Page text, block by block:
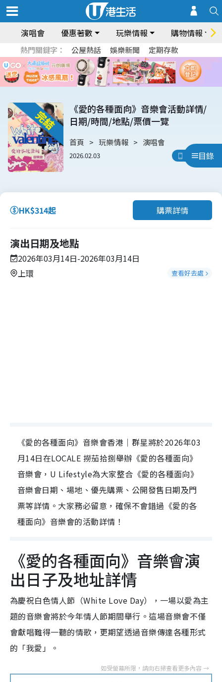
演唱會 優惠著數 玩樂情報 購物情報
熱門關鍵字： 公屋熱話 娛樂新聞 定期存款
目錄
《愛的各種面向》音樂會活動詳情/
日期/時間/地點/票價一覽
首頁 玩樂情報 演唱會
2026.02.03 用App睇
HK$314起 購票詳情
演出日期及地點
2026年03月14日-2026年03月14日
上環
查看好去處
《愛的各種面向》音樂會香港｜群星將於2026年03
月14日在LOCALE 撈茄拾捌舉辦《愛的各種面向》
音樂會，U Lifestyle為大家整合《愛的各種面向》
音樂會日期、場地、優先購票、公開發售日期及門
票等詳情。大家務必留意，確保不會錯過《愛的各
種面向》音樂會的活動詳情！
《愛的各種面向》音樂會演
出日子及地址詳情
為慶祝白色情人節（White Love Day），一場以愛為主
題的音樂會將於今年情人節期間舉行。這場音樂會不僅
會獻唱難得一聽的情歌，更期望透過音樂傳達各種形式
的「我愛」。